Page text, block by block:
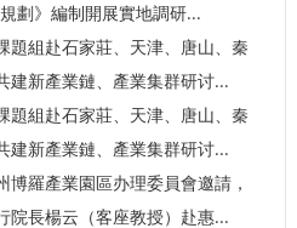
劃》編制開展實地調研...
組赴石家莊、天津、唐山、秦
建新產業鏈、產業集群研讨...
組赴石家莊、天津、唐山、秦
建新產業鏈、產業集群研讨...
羅產業園區办理委員會邀請，
院長楊云（客座教授）赴惠...